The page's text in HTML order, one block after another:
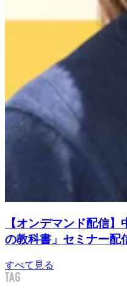
【オンデマンド配信
の教科書」セミナー配
すべて見る